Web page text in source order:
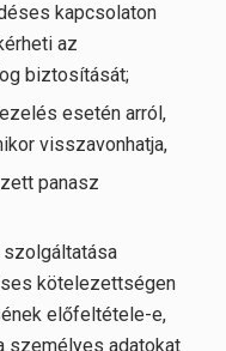
kapcsolaton
az
biztosítását;
esetén arról,
visszavonhatja,
panasz
kötelezettségen
előfeltétele-e,
személyes adatokat